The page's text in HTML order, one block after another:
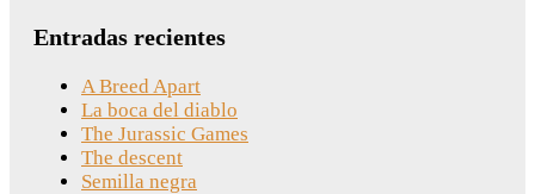
Entradas recientes
A Breed Apart
La boca del diablo
The Jurassic Games
The descent
Semilla negra